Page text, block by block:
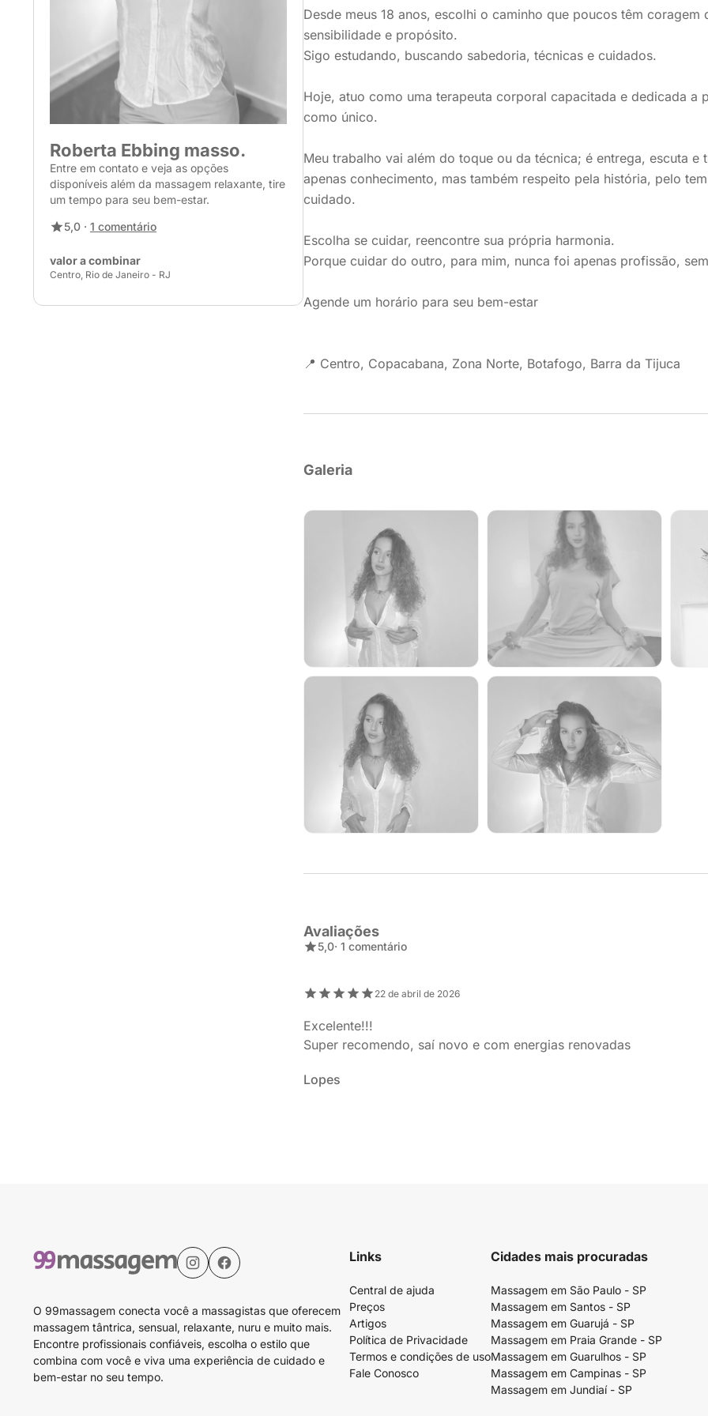
Roberta Ebbing masso.
Entre em contato e veja as opções
disponíveis além da massagem relaxante, tire
um tempo para seu bem-estar.
5,0 · 1 comentário
valor a combinar
Centro, Rio de Janeiro - RJ
Desde meus 18 anos, escolhi o caminho que poucos têm
sensibilidade e propósito.
Sigo estudando, buscando sabedoria, técnicas e cuidados.
Hoje, atuo como uma terapeuta corporal capacitada e dedicada
como único.
Meu trabalho vai além do toque ou da técnica; é entrega, escuta
apenas conhecimento, mas também respeito pela história, pelo
cuidado.
Escolha se cuidar, reencontre sua própria harmonia.
Porque cuidar do outro, para mim, nunca foi apenas profissão,
Agende um horário para seu bem-estar
📍 Centro, Copacabana, Zona Norte, Botafogo, Barra da Tijuca
Galeria
Avaliações
5,0· 1 comentário
22 de abril de 2026
Excelente!!!
Super recomendo, saí novo e com energias renovadas
Lopes
O 99massagem conecta você a massagistas que oferecem
massagem tântrica, sensual, relaxante, nuru e muito mais.
Encontre profissionais confiáveis, escolha o estilo que
combina com você e viva uma experiência de cuidado e
bem-estar no seu tempo.
Links
Central de ajuda
Preços
Artigos
Política de Privacidade
Termos e condições de uso
Fale Conosco
Cidades mais procuradas
Massagem em São Paulo - SP
Massagem em Santos - SP
Massagem em Guarujá - SP
Massagem em Praia Grande - SP
Massagem em Guarulhos - SP
Massagem em Campinas - SP
Massagem em Jundiaí - SP